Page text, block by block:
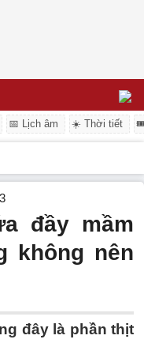
📅 Lịch âm ☀️ Thời tiết
đầy mầm
không nên
đây là phần thịt